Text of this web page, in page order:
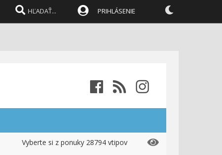
PRIHLÁSENIE
Vyberte si z ponuky 28794 vtipov